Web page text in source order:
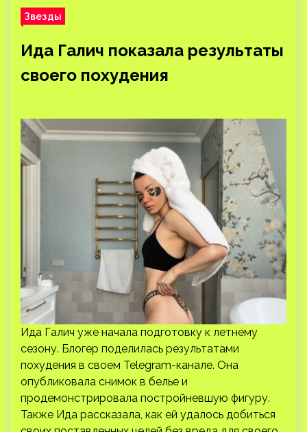
Звезды
Ида Галич показала результаты
своего похудения
Ида Галич уже начала подготовку к летнему
сезону. Блогер поделилась результатами
похудения в своем Telegram-канале. Она
опубликовала снимок в белье и
продемонстрировала постройневшую фигуру.
Также Ида рассказала, как ей удалось добиться